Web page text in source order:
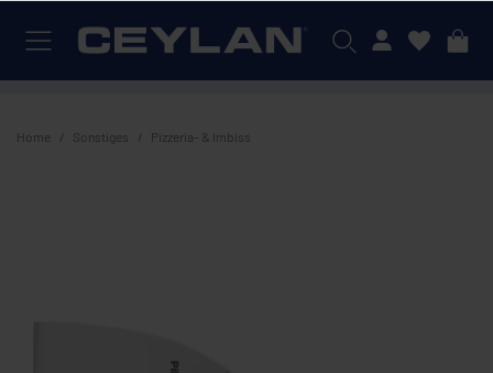
Mein Konto
Home Sonstiges Pizzeria- & Imbiss